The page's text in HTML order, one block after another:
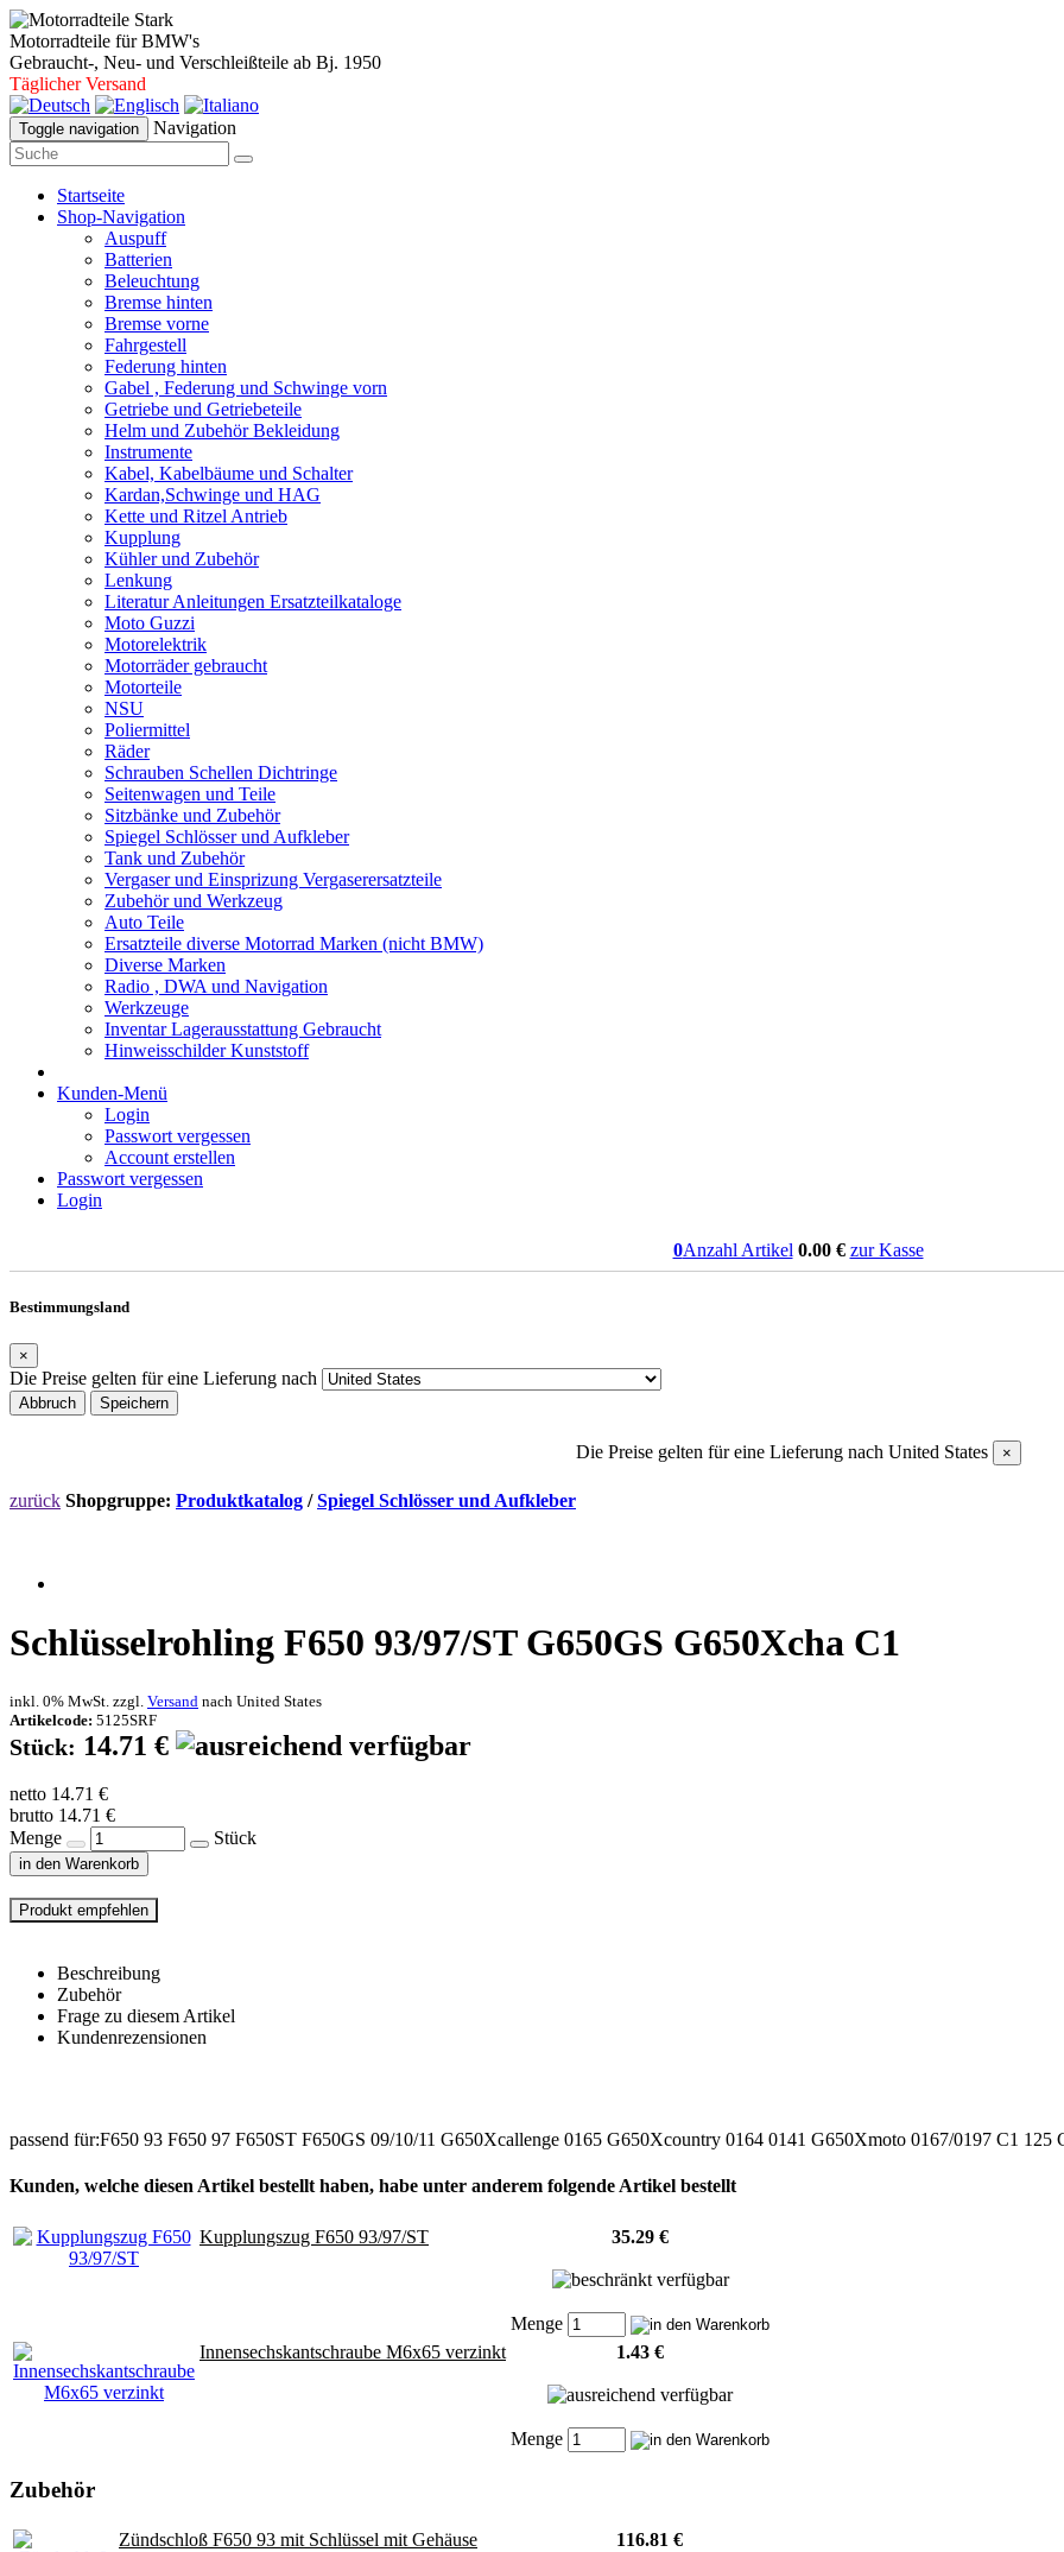
Motorradteile für BMW's
Gebraucht-, Neu- und Verschleißteile ab Bj. 1950
Täglicher Versand
Toggle navigation Navigation
Startseite
Shop-Navigation
Auspuff
Batterien
Beleuchtung
Bremse hinten
Bremse vorne
Fahrgestell
Federung hinten
Gabel , Federung und Schwinge vorn
Getriebe und Getriebeteile
Helm und Zubehör Bekleidung
Instrumente
Kabel, Kabelbäume und Schalter
Kardan,Schwinge und HAG
Kette und Ritzel Antrieb
Kupplung
Kühler und Zubehör
Lenkung
Literatur Anleitungen Ersatzteilkataloge
Moto Guzzi
Motorelektrik
Motorräder gebraucht
Motorteile
NSU
Poliermittel
Räder
Schrauben Schellen Dichtringe
Seitenwagen und Teile
Sitzbänke und Zubehör
Spiegel Schlösser und Aufkleber
Tank und Zubehör
Vergaser und Einsprizung Vergaserersatzteile
Zubehör und Werkzeug
Auto Teile
Ersatzteile diverse Motorrad Marken (nicht BMW)
Diverse Marken
Radio , DWA und Navigation
Werkzeuge
Inventar Lagerausstattung Gebraucht
Hinweisschilder Kunststoff
Kunden-Menü
Login
Passwort vergessen
Account erstellen
Passwort vergessen
Login
0Anzahl Artikel 0.00€ zur Kasse
Bestimmungsland
×
Die Preise gelten für eine Lieferung nach
Abbruch Speichern
Die Preise gelten für eine Lieferung nach United States ×
zurück Shopgruppe: Produktkatalog /Spiegel Schlösser und Aufkleber
Schlüsselrohling F650 93/97/ST G650GS G650Xcha C1
inkl. 0% MwSt. zzgl. Versand nach United States
Artikelcode: 5125SRF
Stück: 14.71 €
netto 14.71 €
brutto 14.71 €
Menge
Stück
in den Warenkorb
Beschreibung
Zubehör
Frage zu diesem Artikel
Kundenrezensionen
passend für:F650 93 F650 97 F650ST F650GS 09/10/11 G650Xcallenge 0165 G650Xcountry 0164 0141 G650Xmoto 0167/0197 C1 125
Kunden, welche diesen Artikel bestellt haben, habe unter anderem folgende Artikel bestellt
Kupplungszug F650 93/97/ST 35.29 €
Menge
Innensechskantschraube M6x65 verzinkt
1.43 €
Menge
Zubehör
Zündschloß F650 93 mit Schlüssel mit Gehäuse 116.81 €